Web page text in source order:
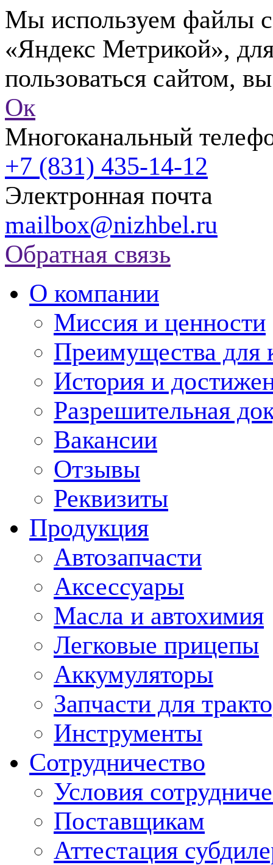
Мы используем файлы
«Яндекс Метрикой»,
пользоваться сайтом,
Ок
Многоканальный
+7 (831) 435-14-12
Электронная почта
mailbox@nizhbel.ru
Обратная связь
О компании
Миссия и ценности
Преимущества для
История и
Разрешительная
Вакансии
Отзывы
Реквизиты
Продукция
Автозапчасти
Аксессуары
Масла и автохимия
Легковые прицепы
Аккумуляторы
Запчасти для
Инструменты
Сотрудничество
Условия
Поставщикам
Аттестация